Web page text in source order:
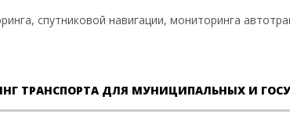
спутниковой навигации, мониторинга
ТРАНСПОРТА ДЛЯ МУНИЦИПАЛЬНЫХ И